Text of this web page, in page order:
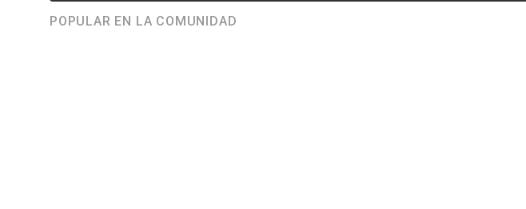
POPULAR EN LA COMUNIDAD